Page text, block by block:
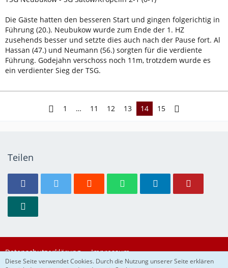
Die Gäste hatten den besseren Start und gingen folgerichtig in
Führung (20.). Neubukow wurde zum Ende der 1. HZ
zusehends besser und setzte dies auch nach der Pause fort. Al
Hassan (47.) und Neumann (56.) sorgten für die verdiente
Führung. Godejahn verschoss noch 11m, trotzdem wurde es
ein verdienter Sieg der TSG.
1 … 11 12 13 14 15
Teilen
Datenschutzerklärung Impressum
Diese Seite verwendet Cookies. Durch die Nutzung unserer Seite erklären